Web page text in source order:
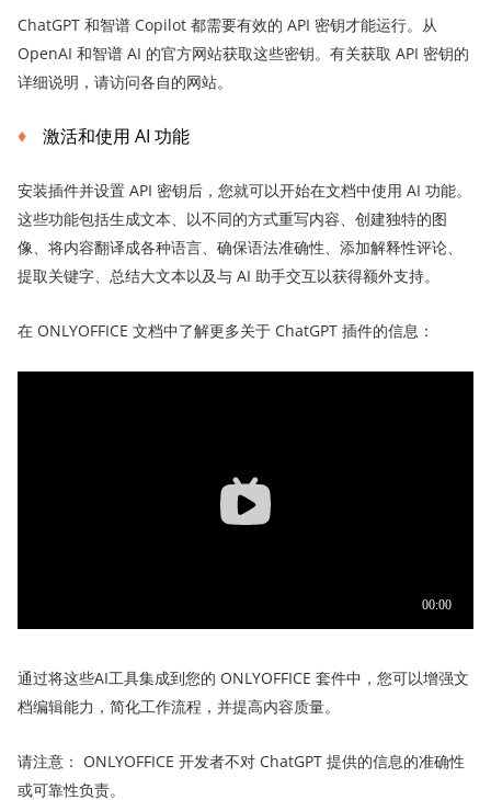
ChatGPT 和智谱 Copilot 都需要有效的 API 密钥才能运行。从
OpenAI 和智谱 AI 的官方网站获取这些密钥。有关获取 API 密钥的
详细说明，请访问各自的网站。
激活和使用 AI 功能
安装插件并设置 API 密钥后，您就可以开始在文档中使用 AI 功能。
这些功能包括生成文本、以不同的方式重写内容、创建独特的图
像、将内容翻译成各种语言、确保语法准确性、添加解释性评论、
提取关键字、总结大文本以及与 AI 助手交互以获得额外支持。
在 ONLYOFFICE 文档中了解更多关于 ChatGPT 插件的信息：
通过将这些AI工具集成到您的 ONLYOFFICE 套件中，您可以增强文
档编辑能力，简化工作流程，并提高内容质量。
请注意： ONLYOFFICE 开发者不对 ChatGPT 提供的信息的准确性
或可靠性负责。